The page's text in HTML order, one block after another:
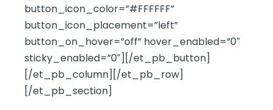
button_icon_color=”#FFFFFF”
button_icon_placement=”left”
button_on_hover=”off” hover_enabled=”0″
sticky_enabled=”0″][/et_pb_button]
[/et_pb_column][/et_pb_row]
[/et_pb_section]